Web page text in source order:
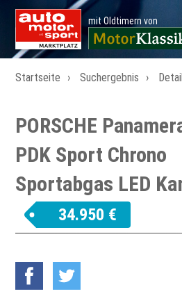
mit Oldtimern von
Startseite Suchergebnis
PORSCHE
PDK Sport Chrono
Sportabgas LED
34.950 €